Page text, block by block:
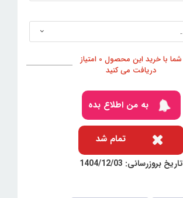
شما با خرید این محصول 0 امتیاز
دریافت می کنید
به من اطلاع بده
تمام شد
تاریخ بروزرسانی: 1404/12/03